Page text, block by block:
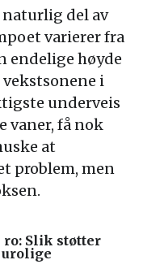
del av
varierer fra
endelige høyde
i
underveis
vaner, få nok
at
problem, men
Slik støtter